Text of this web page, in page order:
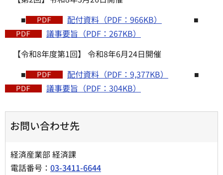
■
配付資料（PDF：966KB）
■
議事要旨（PDF：267KB）
【令和8年度第1回】 令和8年6月24日開催
■
配付資料（PDF：9,377KB）
■
議事要旨（PDF：304KB）
お問い合わせ先
経済産業部 経済課
電話番号： 03-3411-6644